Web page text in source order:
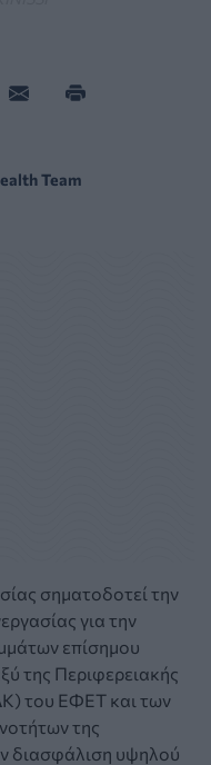
Team
σηματοδοτεί την
για την
επίσημου
της Περιφερειακής
του ΕΦΕΤ και των
της
διασφάλιση υψηλού